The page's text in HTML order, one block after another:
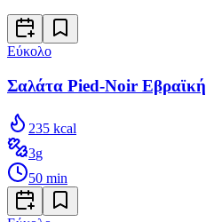
Εύκολο
Σαλάτα Pied-Noir Εβραϊκή
235 kcal
3g
50 min